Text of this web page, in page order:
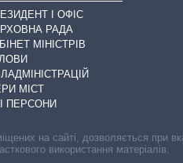
І ОФІС
РАДА
МІНІСТРІВ
МІСТ
ПЕРСОНИ
на сайті, дозволяється при
використання матеріалів.